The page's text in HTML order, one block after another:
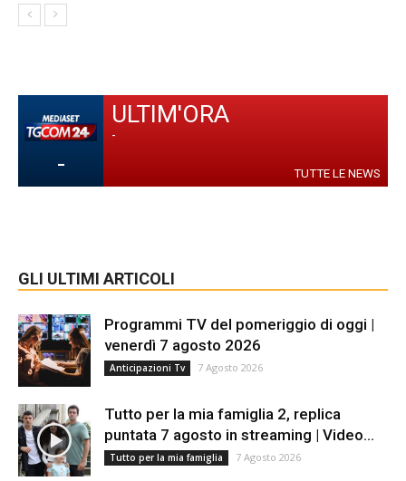
-
ULTIM'ORA
-
TUTTE LE NEWS
GLI ULTIMI ARTICOLI
Programmi TV del pomeriggio di oggi |
venerdì 7 agosto 2026
Anticipazioni Tv 7 Agosto 2026
Tutto per la mia famiglia 2, replica
puntata 7 agosto in streaming | Video...
Tutto per la mia famiglia 7 Agosto 2026